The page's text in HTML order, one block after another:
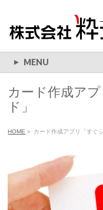
MENU
カード作成ア
ド」
HOME » カード作成アプリ「すぐ